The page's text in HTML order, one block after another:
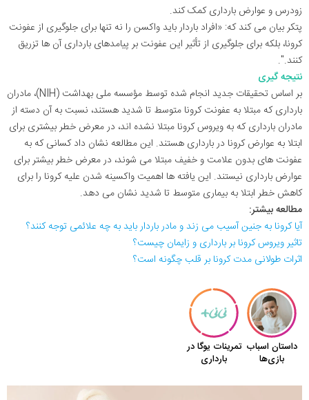
زودرس و عوارض بارداری کمک کند.
پتکر بیان می کند که: «افراد باردار باید واکسن را نه تنها برای جلوگیری از عفونت
کرونا، بلکه برای جلوگیری از تأثیر این عفونت بر پیامدهای بارداری آن ها تزریق
کنند.".
نتیجه گیری
بر اساس تحقیقات جدید انجام شده توسط مؤسسه ملی بهداشت (NIH)، مادران
بارداری که مبتلا به عفونت کرونا متوسط تا شدید هستند، نسبت به آن دسته از
مادران بارداری که به ویروس کرونا مبتلا نشده اند، در معرض خطر بیشتری برای
ابتلا به عوارض کرونا در بارداری هستند. این مطالعه نشان داد کسانی که به
عفونت های بدون علامت و خفیف مبتلا می شوند، در معرض خطر بیشتر برای
عوارض بارداری نیستند. این یافته ها اهمیت واکسینه شدن علیه کرونا را برای
کاهش خطر ابتلا به بیماری متوسط تا شدید نشان می دهد.
مطالعه بیشتر:
آیا کرونا به جنین آسیب می زند و مادر باردار باید به چه علائمی توجه کنند؟
تاثیر ویروس کرونا بر بارداری و زایمان چیست؟
اثرات طولانی مدت کرونا بر قلب چگونه است؟